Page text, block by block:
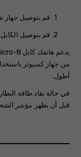
الهواتف
الهواتف
قم بتوصيل
قم بتوصيل
أطول.
في حالة نفاد طاقة
قبل أن يظهر مؤشر